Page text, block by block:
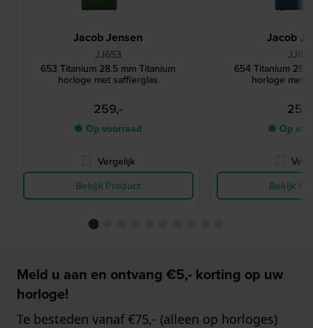
Jacob Jensen
JJ653
653 Titanium 28.5 mm Titanium
horloge met saffierglas
259,-
● Op voorraad
Vergelijk
Bekijk Product
Jacob
654 Titanium 28.5 mm Titanium
horloge met
● Op
Bekijk
Meld u aan en ontvang €5,- korting op uw
horloge!
Te besteden vanaf €75,- (alleen op horloges)